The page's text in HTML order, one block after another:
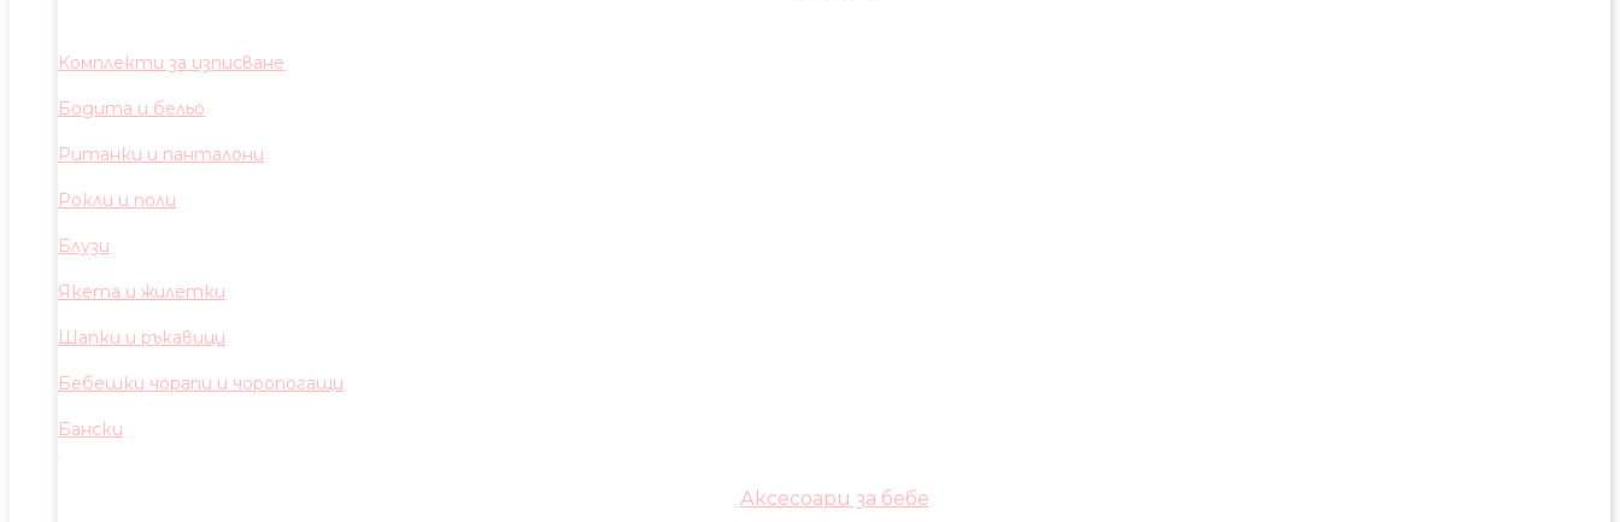
Комплекти за изписване
Бодита и бельо
Ританки и панталони
Рокли и поли
Блузи
Якета и жилетки
Шапки и ръкавици
Бебешки чорапи и чоропогащи
Бански
Аксесоари за бебе